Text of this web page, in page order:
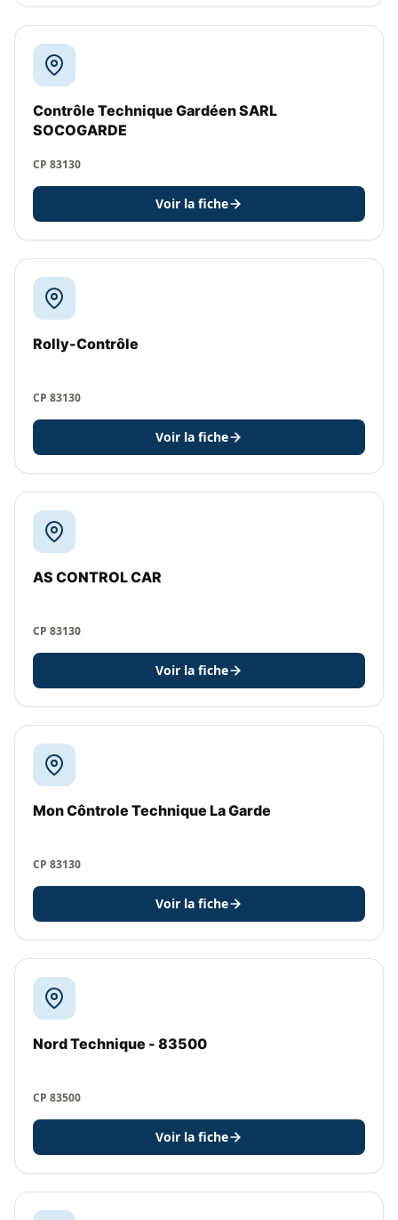
Contrôle Technique Gardéen SARL
SOCOGARDE
CP 83130
Voir la fiche
Rolly-Contrôle
CP 83130
Voir la fiche
AS CONTROL CAR
CP 83130
Voir la fiche
Mon Côntrole Technique La Garde
CP 83130
Voir la fiche
Nord Technique - 83500
CP 83500
Voir la fiche